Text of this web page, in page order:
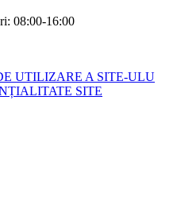
08:00-16:00
UTILIZARE A SITE-ULU
SITE